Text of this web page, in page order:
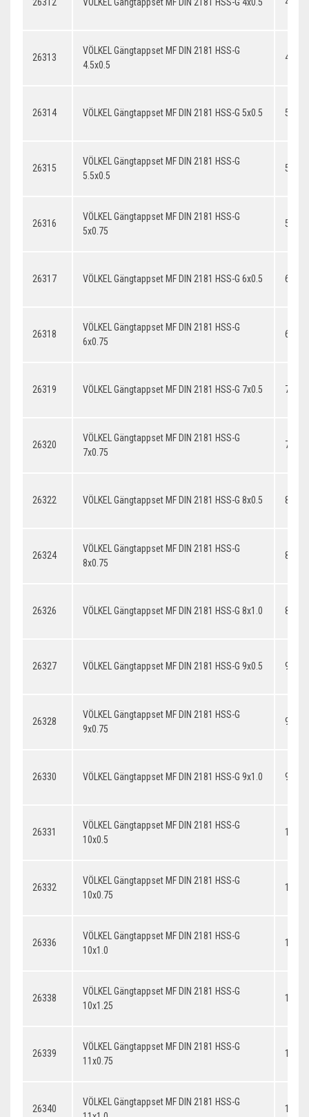
26313
VÖLKEL Gängtappset MF DIN 2181 HSS-G
4.5x0.5
26314 VÖLKEL Gängtappset MF DIN 2181 HSS-G 5x0.5 5x0.5
26315
VÖLKEL Gängtappset MF DIN 2181 HSS-G
5.5x0.5
26316
VÖLKEL Gängtappset MF DIN 2181 HSS-G
5x0.75
26317 VÖLKEL Gängtappset MF DIN 2181 HSS-G 6x0.5 6x0.5
26318
VÖLKEL Gängtappset MF DIN 2181 HSS-G
6x0.75
26319 VÖLKEL Gängtappset MF DIN 2181 HSS-G 7x0.5 7x0.5
26320
VÖLKEL Gängtappset MF DIN 2181 HSS-G
7x0.75
26322 VÖLKEL Gängtappset MF DIN 2181 HSS-G 8x0.5 8x0.5
26324
VÖLKEL Gängtappset MF DIN 2181 HSS-G
8x0.75
26326 VÖLKEL Gängtappset MF DIN 2181 HSS-G 8x1.0 8x1.0
26327 VÖLKEL Gängtappset MF DIN 2181 HSS-G 9x0.5 9x0.5
26328
VÖLKEL Gängtappset MF DIN 2181 HSS-G
9x0.75
26330 VÖLKEL Gängtappset MF DIN 2181 HSS-G 9x1.0 9x1.0
26331
VÖLKEL Gängtappset MF DIN 2181 HSS-G
10x0.5
26332
VÖLKEL Gängtappset MF DIN 2181 HSS-G
10x0.75
26336
VÖLKEL Gängtappset MF DIN 2181 HSS-G
10x1.0
26338
VÖLKEL Gängtappset MF DIN 2181 HSS-G
10x1.25
26339
VÖLKEL Gängtappset MF DIN 2181 HSS-G
11x0.75
26340
VÖLKEL Gängtappset MF DIN 2181 HSS-G